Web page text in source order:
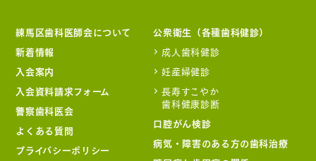
練馬区歯科医師会について
新着情報
入会案内
入会資料請求フォーム
警察歯科医会
よくある質問
プライバシーポリシー
公衆衛生（各種歯科健診）
成人歯科健診
妊産婦健診
長寿すこやか
歯科健康診断
口腔がん検診
病気・障害のある方の歯科治療